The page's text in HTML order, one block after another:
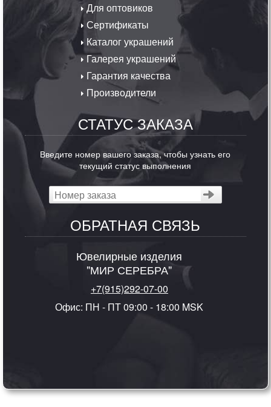
Для оптовиков
Сертификаты
Каталог украшений
Галерея украшений
Гарантия качества
Производители
СТАТУС ЗАКАЗА
Введите номер вашего заказа, чтобы узнать его
текущий статус выполнения
ОБРАТНАЯ СВЯЗЬ
Ювелирные изделия
"МИР СЕРЕБРА"
+7(915)292-07-00
Офис: ПН - ПТ 09:00 - 18:00 MSK